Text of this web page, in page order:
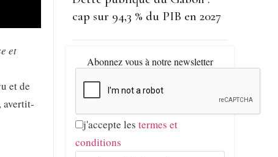
et
et de
, avertit-
cap sur 94,3 % du PIB en 2027
Abonnez vous à notre newsletter
j'accepte les termes et
conditions